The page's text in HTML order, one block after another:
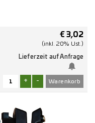
€ 3,02
(inkl. 20% Ust.)
Lieferzeit auf Anfrage
+ -